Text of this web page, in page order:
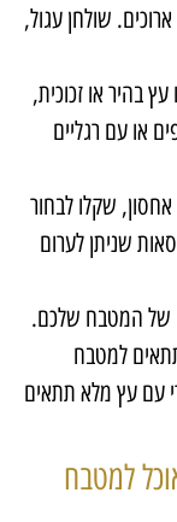
שולחן עגול,
בהיר או זכוכית,
או עם רגליים
שקלו לבחור
שניתן לערום
של המטבח שלכם.
תתאים למטבח
עם עץ מלא תתאים
למטבח